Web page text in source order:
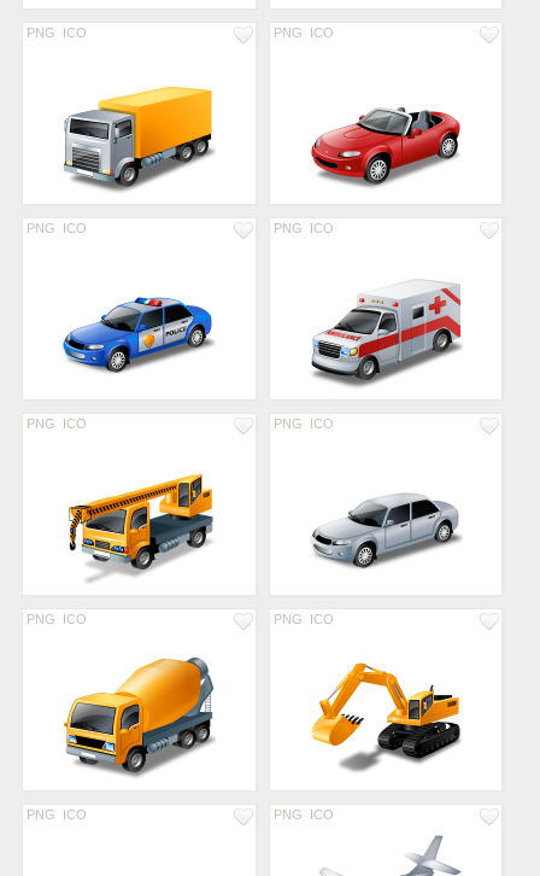
PNG ICO PNG ICO
PNG ICO PNG ICO
PNG ICO PNG ICO
PNG ICO PNG ICO
PNG ICO PNG ICO